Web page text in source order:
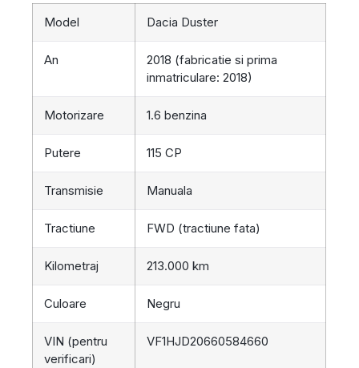
Model Dacia Duster
An
2018 (fabricatie si prima
inmatriculare: 2018)
Motorizare 1.6 benzina
Putere 115 CP
Transmisie Manuala
Tractiune FWD (tractiune fata)
Kilometraj 213.000 km
Culoare Negru
VIN (pentru
verificari)
VF1HJD20660584660